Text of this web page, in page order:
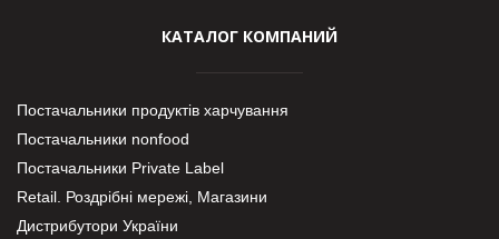
КАТАЛОГ КОМПАНИЙ
Постачальники продуктів харчування
Постачальники nonfood
Постачальники Private Label
Retail. Роздрібні мережі, Магазини
Дистрибутори України